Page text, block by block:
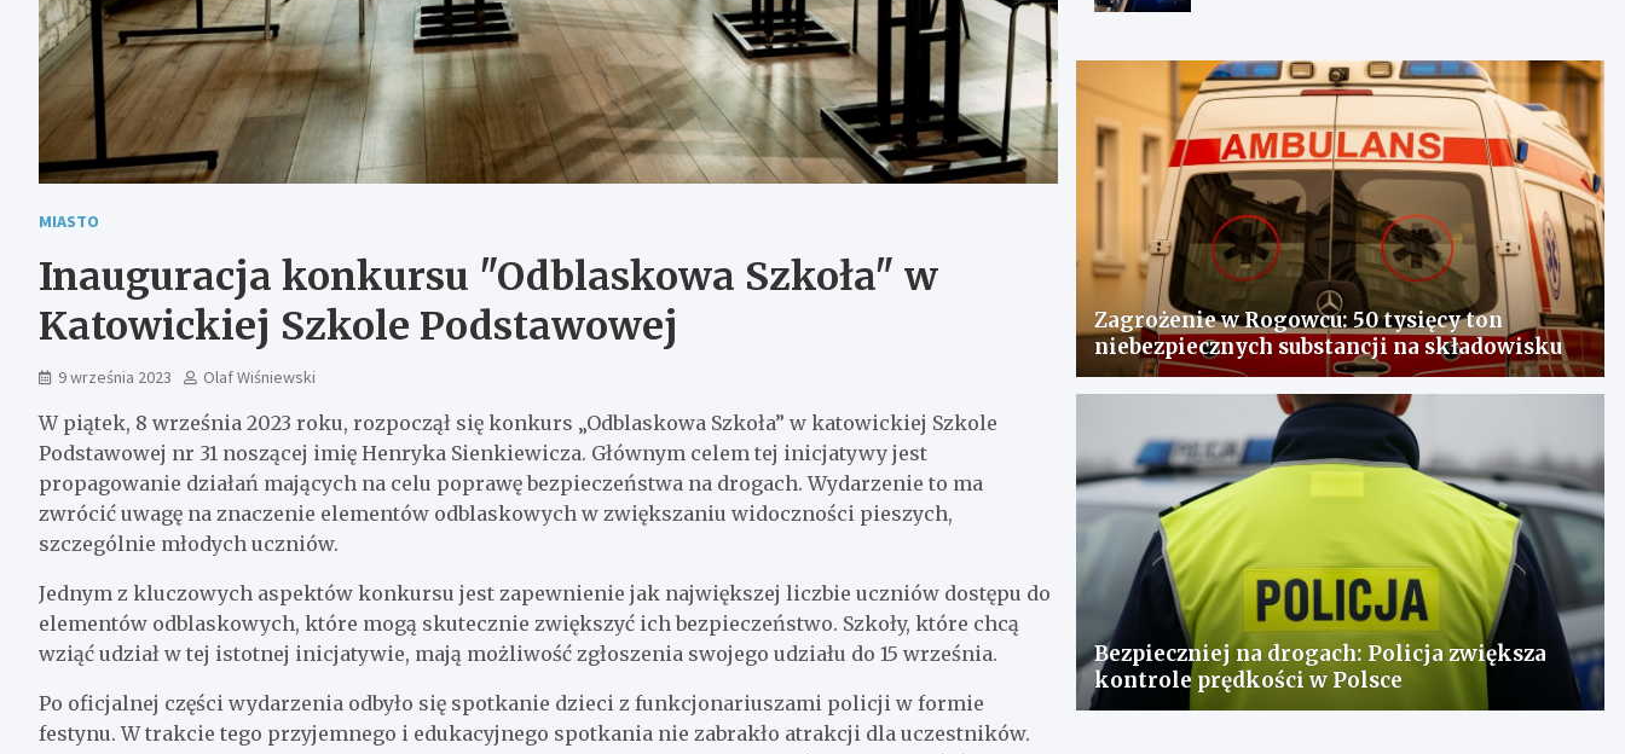
MIASTO
Inauguracja konkursu "Odblaskowa Szkoła" w
Katowickiej Szkole Podstawowej
9 września 2023 Olaf Wiśniewski
W piątek, 8 września 2023 roku, rozpoczął się konkurs „Odblaskowa Szkoła” w katowickiej Szkole
Podstawowej nr 31 noszącej imię Henryka Sienkiewicza. Głównym celem tej inicjatywy jest
propagowanie działań mających na celu poprawę bezpieczeństwa na drogach. Wydarzenie to ma
zwrócić uwagę na znaczenie elementów odblaskowych w zwiększaniu widoczności pieszych,
szczególnie młodych uczniów.
Jednym z kluczowych aspektów konkursu jest zapewnienie jak największej liczbie uczniów dostępu do
elementów odblaskowych, które mogą skutecznie zwiększyć ich bezpieczeństwo. Szkoły, które chcą
wziąć udział w tej istotnej inicjatywie, mają możliwość zgłoszenia swojego udziału do 15 września.
Po oficjalnej części wydarzenia odbyło się spotkanie dzieci z funkcjonariuszami policji w formie
festynu. W trakcie tego przyjemnego i edukacyjnego spotkania nie zabrakło atrakcji dla uczestników.
Zagrożenie w Rogowcu: 50 tysięcy ton
niebezpiecznych substancji na składowisku
Bezpieczniej na drogach: Policja zwiększa
kontrole prędkości w Polsce